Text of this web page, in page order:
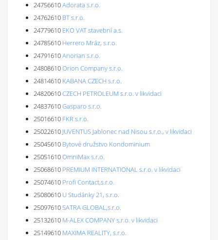
24756610Adorata s.r.o.
24762610 BT s.r.o.
24779610 EKO VAT stavební a.s.
24785610 Herrero Mráz, s.r.o.
24791610Anorian s.r.o.
24808610Orion Company s.r.o.
24814610 KABANA CZECH s.r.o.
24820610CZECH PETROLEUM s.r.o. v likvidaci
24837610Gasparo s.r.o.
25016610 FKR s.r.o.
25022610 JUVENTUS Jablonec nad Nisou s.r.o., v likvidaci
25045610 Bytové družstvo Kondominium
25051610OmniMax s.r.o.
25068610 PREMIUM INTERNATIONAL s.r.o. v likvidaci
25074610 Profi Contact,s.r.o.
25080610 U Studánky 21, s.r.o.
25097610SATRA GLOBAL,s.r.o.
25132610 M-ALEX COMPANY s.r.o. v likvidaci
25149610 MAXIMA REALITY, s.r.o.